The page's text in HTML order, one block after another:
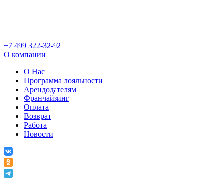
+7 499 322-32-92
О компании
О Нас
Программа лояльности
Арендодателям
Франчайзинг
Оплата
Возврат
Работа
Новости